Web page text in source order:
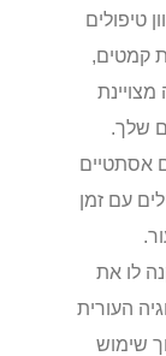
טיפולים
קמטים,
שלך.
אסתטיים
עם זמן
לו את
העורית
שימוש